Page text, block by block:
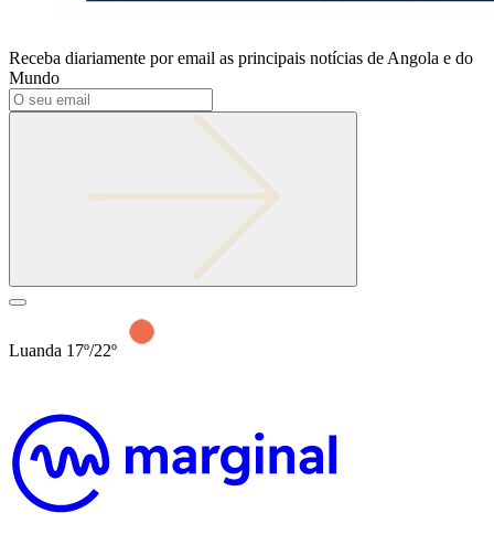
Receba diariamente por email as principais notícias de Angola e do
Mundo
Luanda 17º/22º